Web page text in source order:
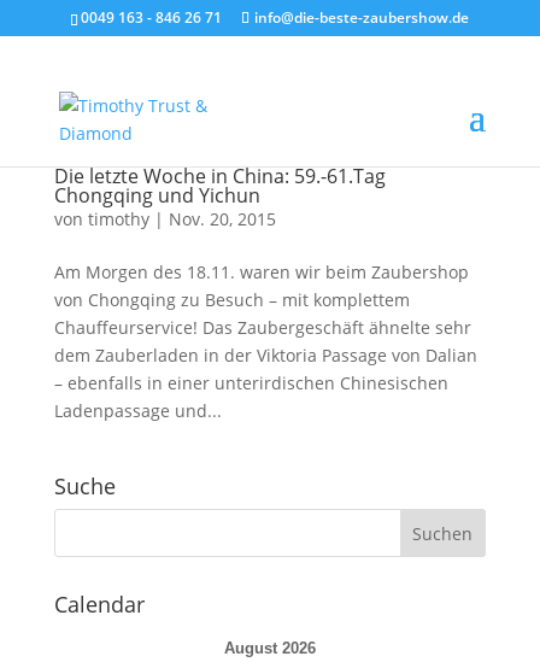
0049 163 - 846 26 71 info@die-beste-zaubershow.de
Die letzte Woche in China: 59.-61.Tag
Chongqing und Yichun
von timothy| Nov. 20, 2015
Am Morgen des 18.11. waren wir beim Zaubershop
von Chongqing zu Besuch – mit komplettem
Chauffeurservice! Das Zaubergeschäft ähnelte sehr
dem Zauberladen in der Viktoria Passage von Dalian
– ebenfalls in einer unterirdischen Chinesischen
Ladenpassage und...
Suche
Calendar
August 2026